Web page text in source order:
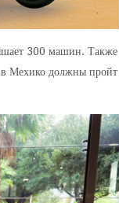
300 машин. Также
в Мехико должны пройт